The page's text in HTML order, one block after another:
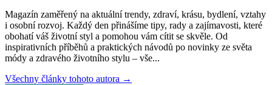
Magazín zaměřený na aktuální trendy, zdraví, krásu, bydlení, vztahy
i osobní rozvoj. Každý den přinášíme tipy, rady a zajímavosti, které
obohatí váš životní styl a pomohou vám cítit se skvěle. Od
inspirativních příběhů a praktických návodů po novinky ze světa
módy a zdravého životního stylu – vše...
Všechny články tohoto autora →